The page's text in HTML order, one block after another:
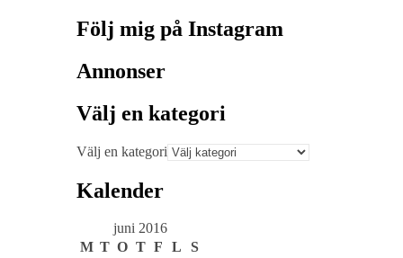
Följ mig på Instagram
Annonser
Välj en kategori
Välj en kategori
Kalender
juni 2016
M T O T F L S